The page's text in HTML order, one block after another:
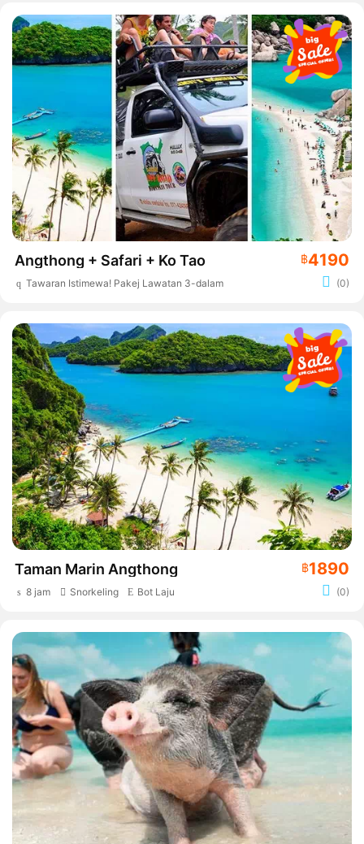
Angthong + Safari + Ko Tao ฿4190
Tawaran Istimewa! Pakej Lawatan 3-dalam-1 (0)
Taman Marin Angthong ฿1890
8 jam Snorkeling Bot Laju (0)